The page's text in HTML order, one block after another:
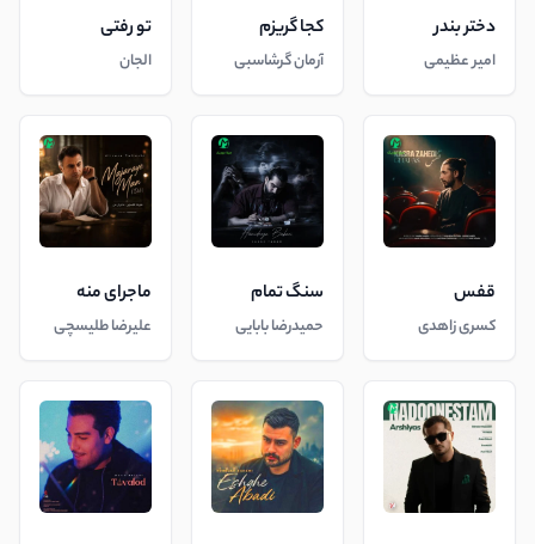
دختر بندر
امیر عظیمی
کجا گریزم
آرمان گرشاسبی
تو رفتی
الجان
قفس
کسری زاهدی
سنگ تمام
حمیدرضا بابایی
ماجرای منه
علیرضا طلیسچی